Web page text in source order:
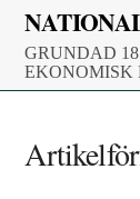
Skip
content
GRUNDAD
EKONOMISK